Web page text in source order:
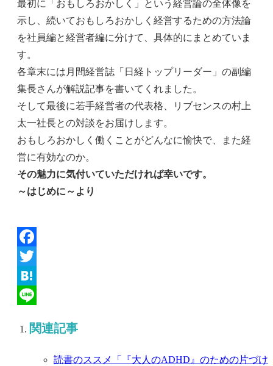
最初に「おもしろおかしく」という経営論の全体像を
示し、続いておもしろおかしく経営するための方法論
を社員編と経営者編に分けて、具体的にまとめていま
す。
各章末には月間経営誌「日経トップリーダー」の副編
集長さんが解説記事を書いてくれました。
そして最後に若手経営者の代表格、リブセンスの村上
太一社長との対談をお届けします。
おもしろおかしく働くことがどんなに愉快で、また経
営に有効なのか。
その魅力に気付いていただければ幸いです。
～はじめに～より
Facebook
Twitter
Hatena
関連記事
読書のススメ「『大人のADHD』のための片づけ